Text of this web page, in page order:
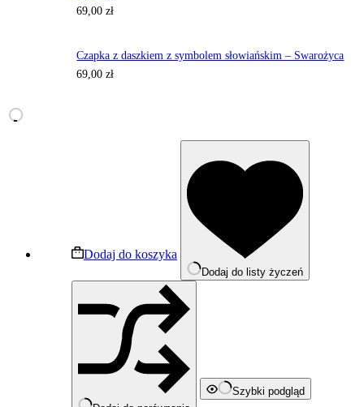
69,00zł
Czapka z daszkiem z symbolem słowiańskim – Swarożyca
69,00zł
Dodaj do koszyka
Dodaj do listy życzeń
Szybki podgląd